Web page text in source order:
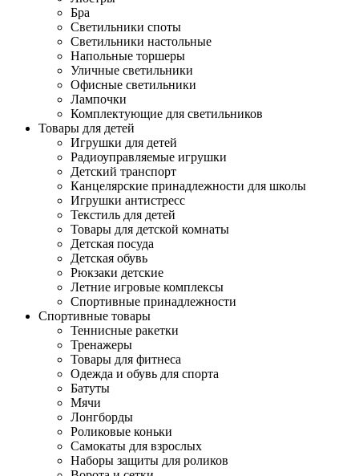
Бра
Светильники споты
Светильники настольные
Напольные торшеры
Уличные светильники
Офисные светильники
Лампочки
Комплектующие для светильников
Товары для детей
Игрушки для детей
Радиоуправляемые игрушки
Детский транспорт
Канцелярские принадлежности для школы
Игрушки антистресс
Текстиль для детей
Товары для детской комнаты
Детская посуда
Детская обувь
Рюкзаки детские
Летние игровые комплексы
Спортивные принадлежности
Спортивные товары
Теннисные ракетки
Тренажеры
Товары для фитнеса
Одежда и обувь для спорта
Батуты
Мячи
Лонгборды
Роликовые коньки
Самокаты для взрослых
Наборы защиты для роликов